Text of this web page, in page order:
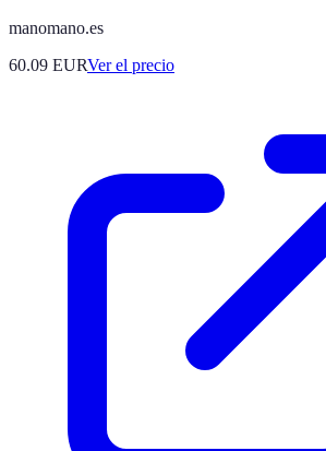
manomano.es
60.09 EURVer el precio